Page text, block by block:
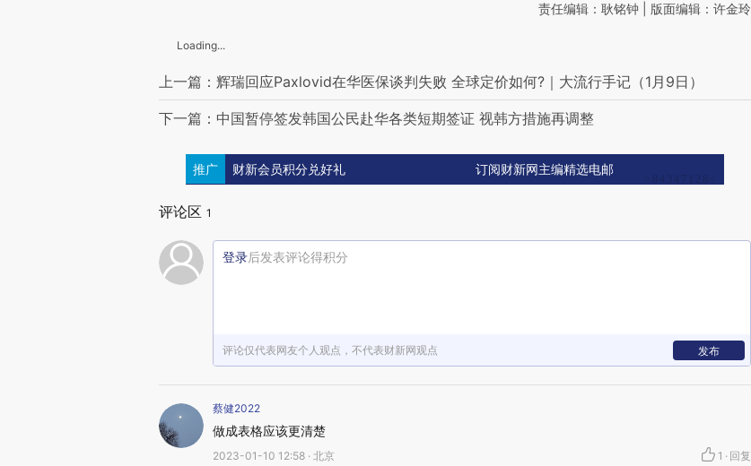
责任编辑：耿铭钟 | 版面编辑：许金玲
Loading...
上一篇：辉瑞回应Paxlovid在华医保谈判失败 全球定价如何?｜大流行手记（1月9日）
下一篇：中国暂停签发韩国公民赴华各类短期签证 视韩方措施再调整
推广 财新会员积分兑好礼 订阅财新网主编精选电邮
评论区 1
登录后发表评论得积分
评论仅代表网友个人观点，不代表财新网观点 发布
蔡健2022
做成表格应该更清楚
2023-01-10 12:58 · 北京 1 · 回复